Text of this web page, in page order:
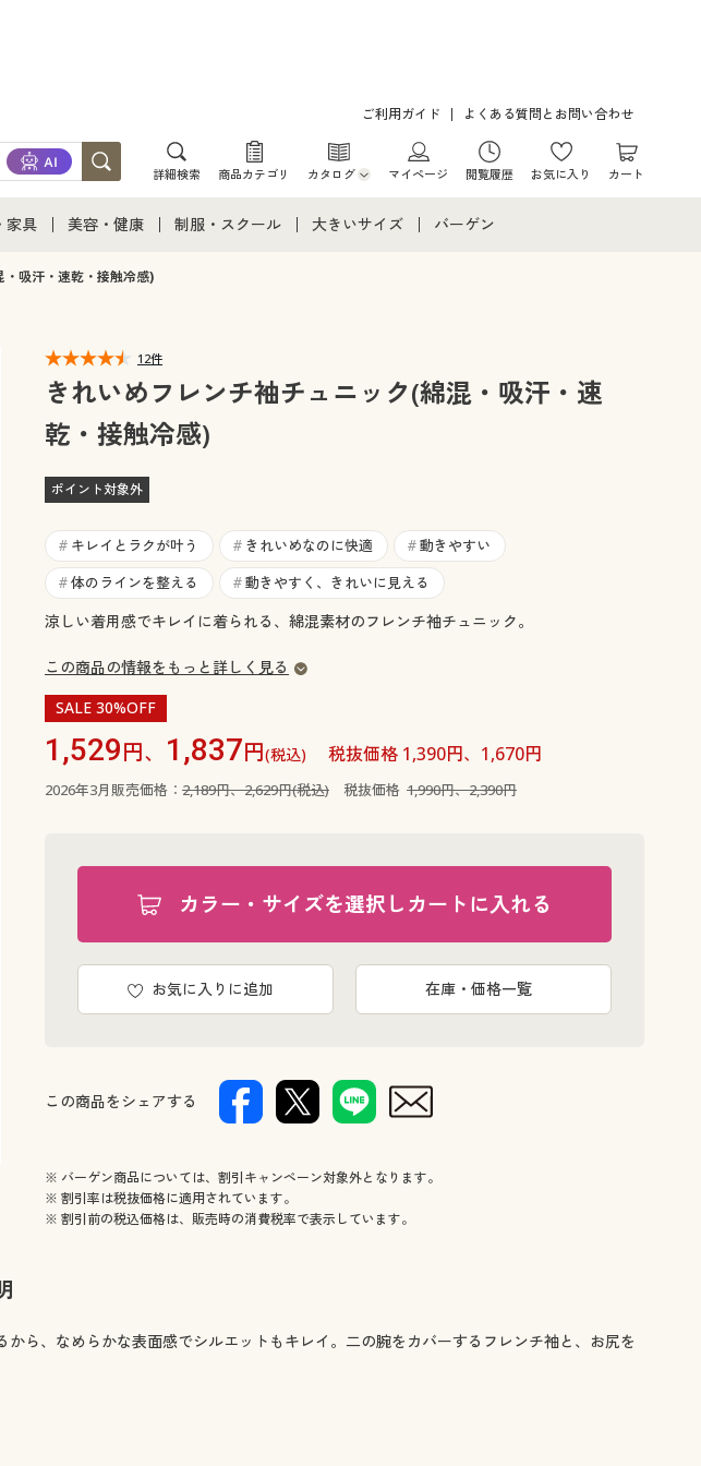
ご利用ガイド よくある質問とお問い合わせ
詳細検索 商品カテゴリ カタログ
カタログ・チラシからのご注文
マイページ 閲覧履歴 お気に入り カート
家具
家具通販すべて
ァブリック
美容・健康
美容・健康通販すべて
制服・スクール
ジュニア・ティーンズ下着
大きいサイズ
大きいサイズ レディース下着
バーゲン
吸汗・速乾・接触冷感)
12件
きれいめフレンチ袖チュニック(綿混・吸汗・速
乾・接触冷感)
ポイント対象外
# キレイとラクが叶う # きれいめなのに快適 # 動きやすい
# 体のラインを整える # 動きやすく、きれいに見える
涼しい着用感でキレイに着られる、綿混素材のフレンチ袖チュニック。
この商品の情報をもっと詳しく見る
SALE 30%OFF
1,529円、 1,837円(税込) 税抜価格 1,390円、1,670円
2026年3月販売価格： 2,189円、2,629円(税込) 税抜価格 1,990円、2,390円
カラー・サイズを選択しカートに入れる
お気に入りに追加 在庫・価格一覧
この商品をシェアする
※ バーゲン商品については、割引キャンペーン対象外となります。
※ 割引率は税抜価格に適用されています。
※ 割引前の税込価格は、販売時の消費税率で表示しています。
ら、なめらかな表面感でシルエットもキレイ。二の腕をカバーするフレンチ袖と、お尻を